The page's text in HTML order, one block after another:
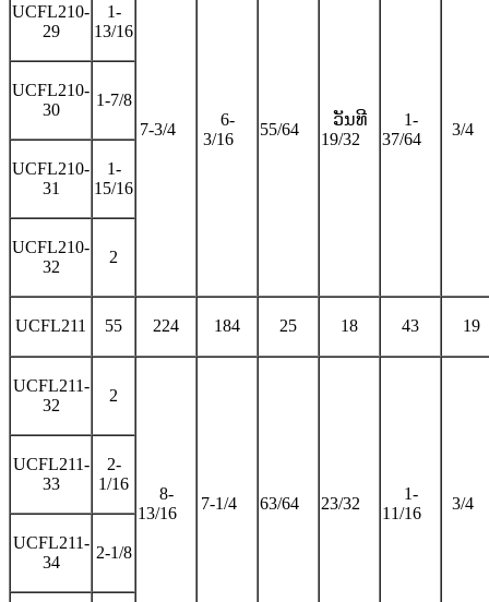
UCFL210-
29
1-
13/16
7-3/4
6-
3/16
55/64
ວັນທີ
19/32
1-
37/64
3/4
UCFL210-
30
1-7/8
UCFL210-
31
1-
15/16
UCFL210-
32
2
UCFL211 55 224 184 25 18 43 19
UCFL211-
32
2
8-
13/16
7-1/4 63/64 23/32
1-
11/16
3/4
UCFL211-
33
2-
1/16
UCFL211-
34
2-1/8